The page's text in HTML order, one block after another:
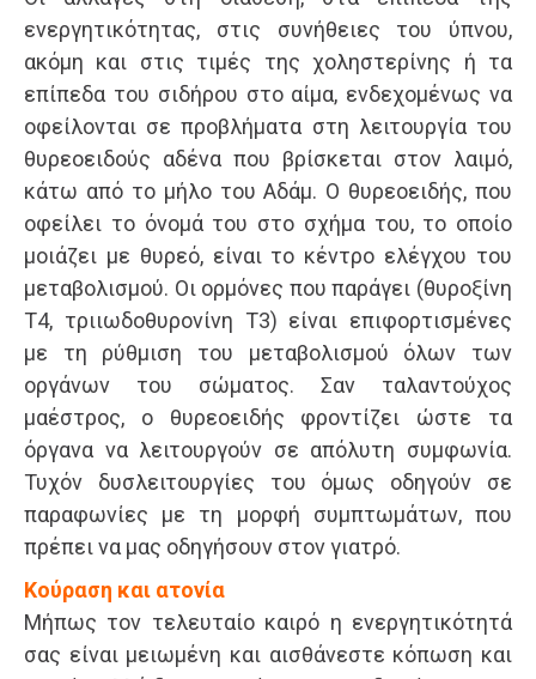
ενεργητικότητας, στις συνήθειες του ύπνου,
ακόμη και στις τιμές της χοληστερίνης ή τα
επίπεδα του σιδήρου στο αίμα, ενδεχομένως να
οφείλονται σε προβλήματα στη λειτουργία του
θυρεοειδούς αδένα που βρίσκεται στον λαιμό,
κάτω από το μήλο του Αδάμ. Ο θυρεοειδής, που
οφείλει το όνομά του στο σχήμα του, το οποίο
μοιάζει με θυρεό, είναι το κέντρο ελέγχου του
μεταβολισμού. Οι ορμόνες που παράγει (θυροξίνη
T4, τριιωδοθυρονίνη T3) είναι επιφορτισμένες
με τη ρύθμιση του μεταβολισμού όλων των
οργάνων του σώματος. Σαν ταλαντούχος
μαέστρος, ο θυρεοειδής φροντίζει ώστε τα
όργανα να λειτουργούν σε απόλυτη συμφωνία.
Τυχόν δυσλειτουργίες του όμως οδηγούν σε
παραφωνίες με τη μορφή συμπτωμάτων, που
πρέπει να μας οδηγήσουν στον γιατρό.
Κούραση και ατονία
Μήπως τον τελευταίο καιρό η ενεργητικότητά
σας είναι μειωμένη και αισθάνεστε κόπωση και